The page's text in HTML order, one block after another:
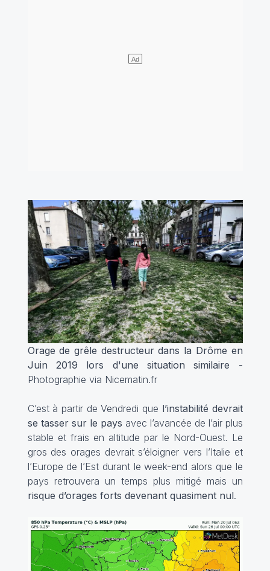
Orage de grêle destructeur dans la Drôme en
Juin 2019 lors d'une situation similaire -
Photographie via Nicematin.fr
C’est à partir de Vendredi que l’instabilité devrait
se tasser sur le pays avec l’avancée de l’air plus
stable et frais en altitude par le Nord-Ouest. Le
gros des orages devrait s’éloigner vers l’Italie et
l’Europe de l’Est durant le week-end alors que le
pays retrouvera un temps plus mitigé mais un
risque d’orages forts devenant quasiment nul.